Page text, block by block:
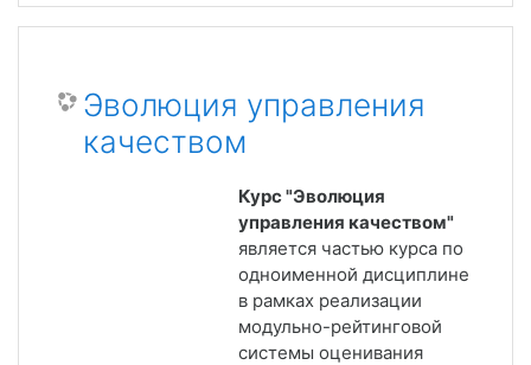
Эволюция управления
качеством
Курс "Эволюция
управления качеством"
является частью курса по
одноименной дисциплине
в рамках реализации
модульно-рейтинговой
системы оценивания